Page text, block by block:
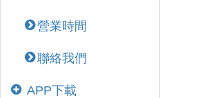
營業時間
聯絡我們
APP下載